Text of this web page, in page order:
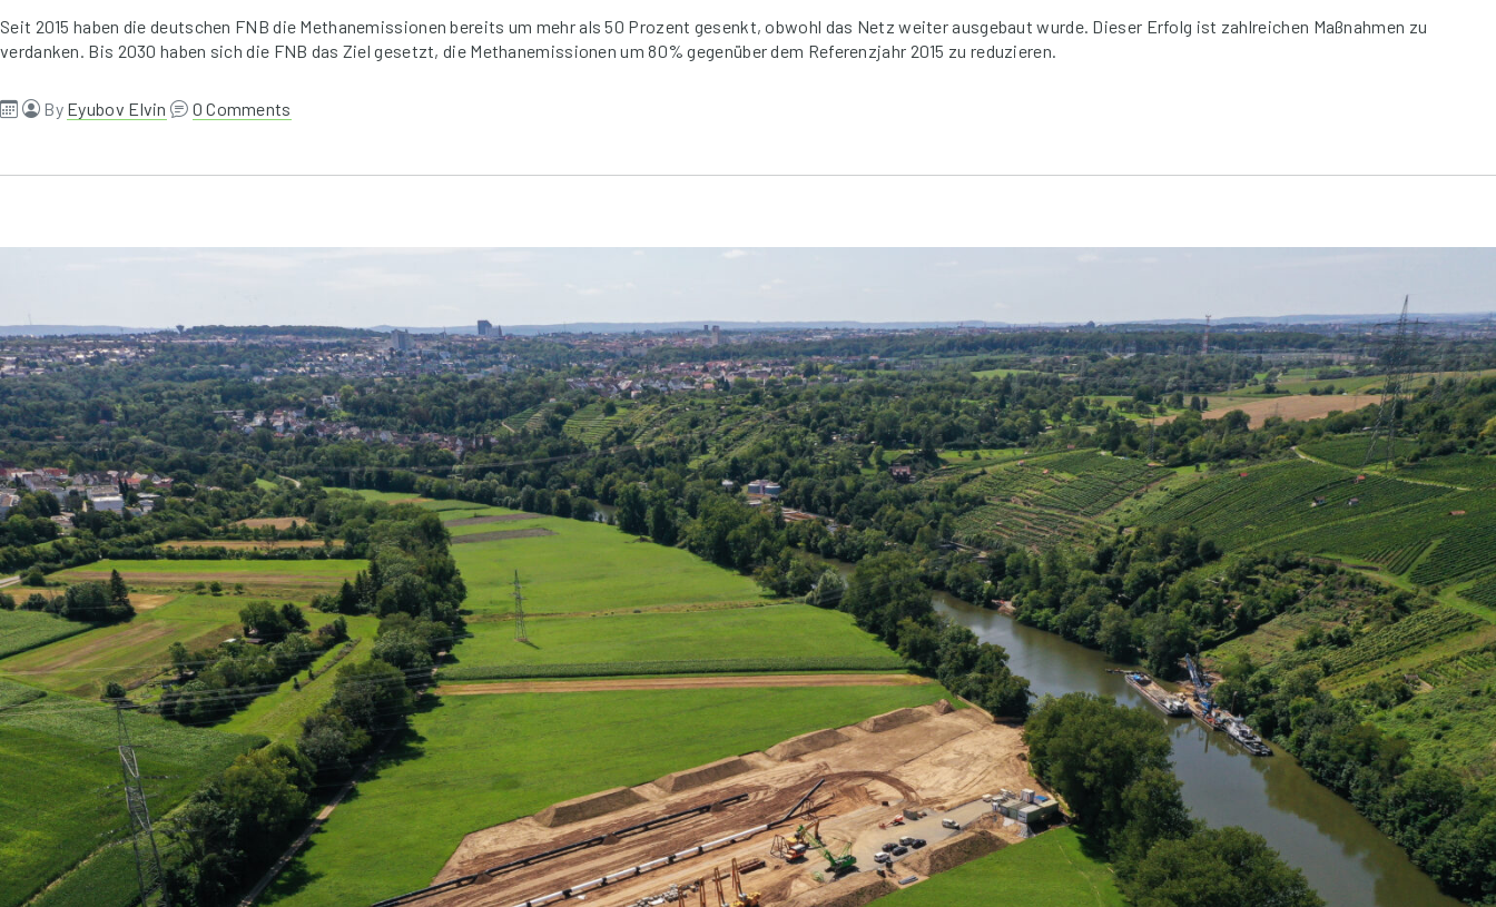
Seit 2015 haben die deutschen FNB die Methanemissionen bereits um mehr als 50 Prozent gesenkt, obwohl das Netz weiter ausgebaut wurde. Dieser Erfolg ist zahlreichen Maßnahmen zu
verdanken. Bis 2030 haben sich die FNB das Ziel gesetzt, die Methanemissionen um 80% gegenüber dem Referenzjahr 2015 zu reduzieren.
By Eyubov Elvin 0 Comments